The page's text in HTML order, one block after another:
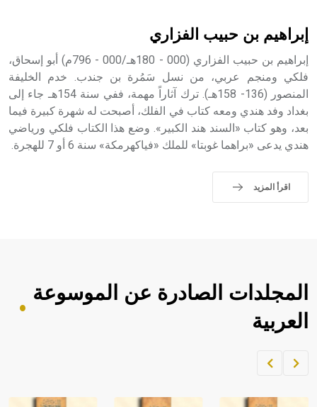
إبراهيم بن حبيب الفزاري
إبراهيم بن حبيب الفزاري (000 - 180هـ/000 - 796م) أبو إسحاق،
فلكي ومنجم عربي، من نسل سَمُرة بن جندب. خدم الخليفة
المنصور (136- 158هـ). ترك آثاراً مهمة، ففي سنة 154هـ جاء إلى
بغداد وفد هندي ومعه كتاب في الفلك، أصبحت له شهرة كبيرة فيما
بعد، وهو كتاب «السند هند الكبير». وضع هذا الكتاب فلكي ورياضي
هندي يدعى «براهما غوبتا» للملك «فياكهرمكة» سنة 6 أو 7 للهجرة.
اقرأ المزيد
المجلدات الصادرة عن الموسوعة
العربية